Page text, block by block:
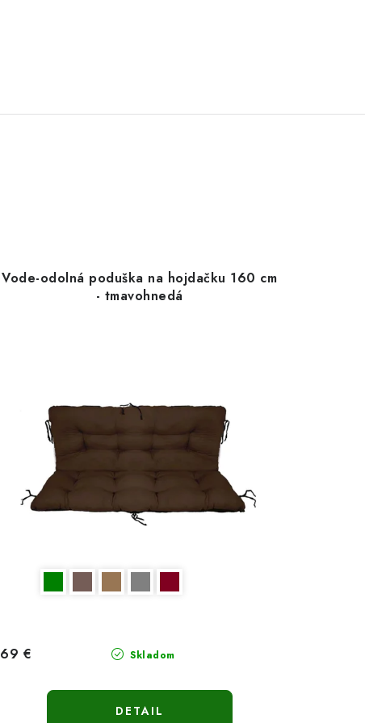
Vode-odolná poduška na hojdačku 160 cm
- tmavohnedá
Skladom
69 €
DETAIL